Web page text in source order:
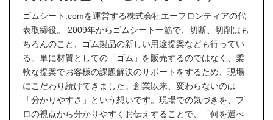
ゴムシート.comを運営する株式会社エーフロンティアの代
表取締役。 2009年からゴムシート一筋で、切断、切削はも
ちろんのこと、ゴム製品の新しい用途提案なども行ってい
る。単に材質としての「ゴム」を販売するのではなく、柔
軟な提案でお客様の課題解決のサポートをするため、現場
にこだわり続けてきました。創業以来、変わらないのは
「分かりやすさ」という想いです。現場での気づきを、プ
ロの視点から分かりやすくお伝えすることで、「何を選べ